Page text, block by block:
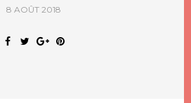
8 AOÛT 2018